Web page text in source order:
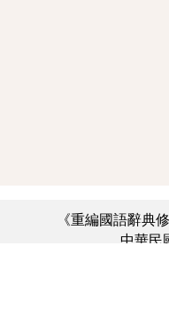
《重編國語辭典
中華民